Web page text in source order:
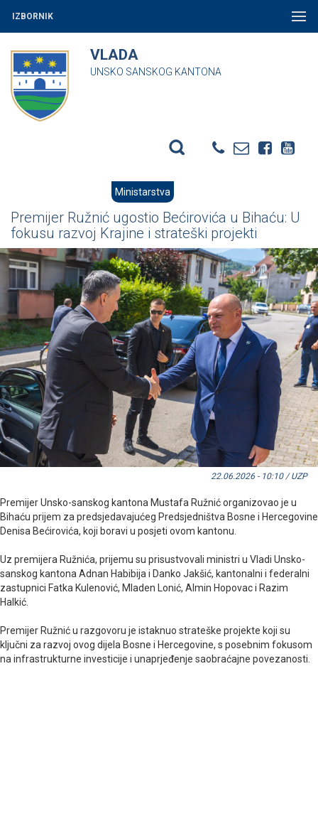
IZBORNIK
VLADA
UNSKO SANSKOG KANTONA
Ministarstva
Premijer Ružnić ugostio Bećirovića u Bihaću: U
fokusu razvoj Krajine i strateški projekti
22.06.2026 - 10:10 / UZP
Premijer Unsko-sanskog kantona Mustafa Ružnić organizovao je u
Bihaću prijem za predsjedavajućeg Predsjedništva Bosne i Hercegovine
Denisa Bećirovića, koji boravi u posjeti ovom kantonu.
Uz premijera Ružnića, prijemu su prisustvovali ministri u Vladi Unsko-
sanskog kantona Adnan Habibija i Danko Jakšić, kantonalni i federalni
zastupnici Fatka Kulenović, Mladen Lonić, Almin Hopovac i Razim
Halkić.
Premijer Ružnić u razgovoru je istaknuo strateške projekte koji su
ključni za razvoj ovog dijela Bosne i Hercegovine, s posebnim fokusom
na infrastrukturne investicije i unaprjeđenje saobraćajne povezanosti.